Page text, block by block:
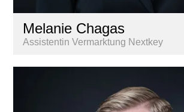
Melanie Chagas
Assistentin Vermarktung Nextkey